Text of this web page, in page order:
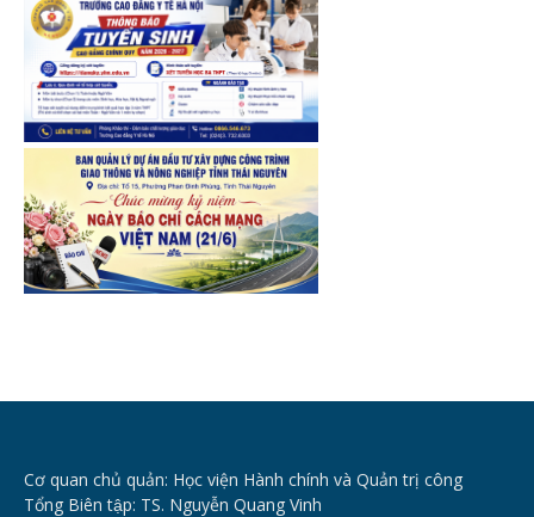
Cơ quan chủ quản: Học viện Hành chính và Quản trị công
Tổng Biên tập: TS. Nguyễn Quang Vinh